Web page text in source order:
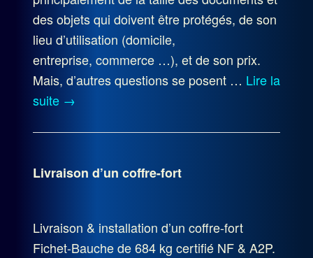
des objets qui doivent être protégés, de son
lieu d’utilisation (domicile,
entreprise, commerce …), et de son prix.
Mais, d’autres questions se posent … Lire la
suite →
Livraison d’un coffre-fort
Livraison & installation d’un coffre-fort
Fichet-Bauche de 684 kg certifié NF & A2P.